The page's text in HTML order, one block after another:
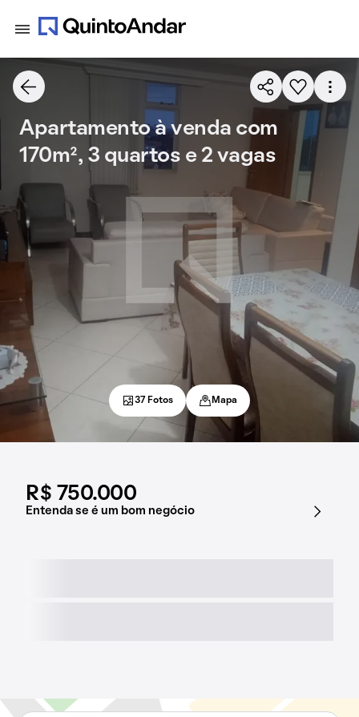
R$ 750.000
Entenda se é um bom negócio
Apartamento à venda com
170m², 3 quartos e 2 vagas
37 Fotos Mapa